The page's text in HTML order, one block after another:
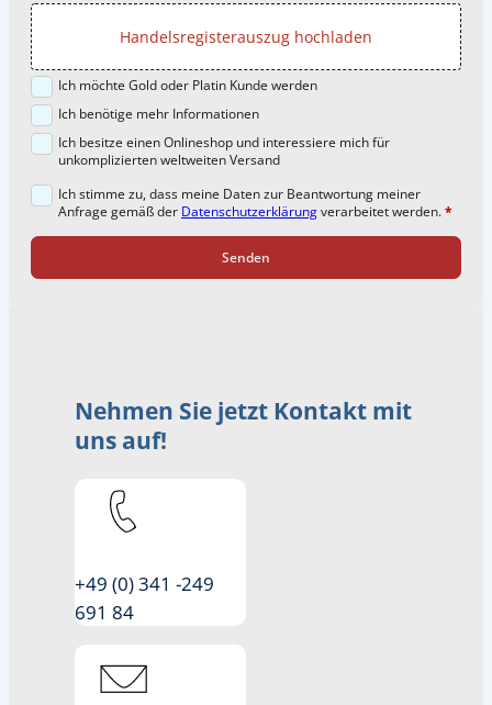
Handelsregisterauszug hochladen
Ich möchte Gold oder Platin Kunde werden
Ich benötige mehr Informationen
Ich besitze einen Onlineshop und interessiere mich für
unkomplizierten weltweiten Versand
Ich stimme zu, dass meine Daten zur Beantwortung meiner
Anfrage gemäß der Datenschutzerklärungverarbeitet werden. *
Senden
Nehmen Sie jetzt Kontakt mit
uns auf!
+49 (0) 341 -249
691 84